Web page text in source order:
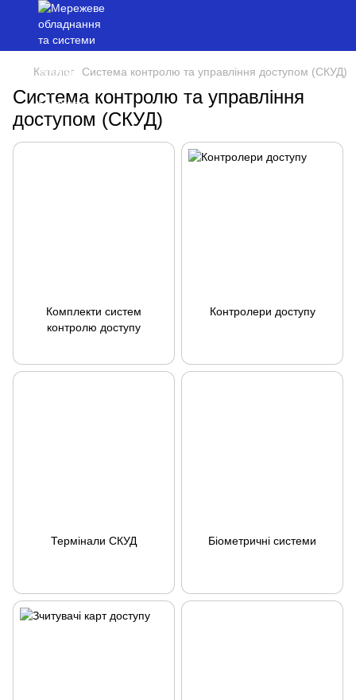
Каталог Система контролю та управління доступом (СКУД)
Система контролю та управління
доступом (СКУД)
Комплекти систем
контролю доступу
Контролери доступу
Термінали СКУД Біометричні системи